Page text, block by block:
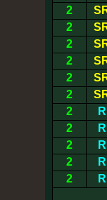
2
2
2
2
2
2
2
R
2
R
2
R
2
R
2
R